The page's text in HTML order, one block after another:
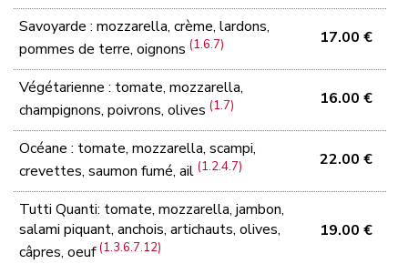
Savoyarde : mozzarella, crème, lardons,
pommes de terre, oignons(1.6.7) 17.00 €
Végétarienne : tomate, mozzarella,
champignons, poivrons, olives(1.7) 16.00 €
Océane : tomate, mozzarella, scampi,
crevettes, saumon fumé, ail(1.2.4.7) 22.00 €
Tutti Quanti: tomate, mozzarella, jambon,
salami piquant, anchois, artichauts, olives,
câpres, oeuf(1.3.6.7.12)
19.00 €